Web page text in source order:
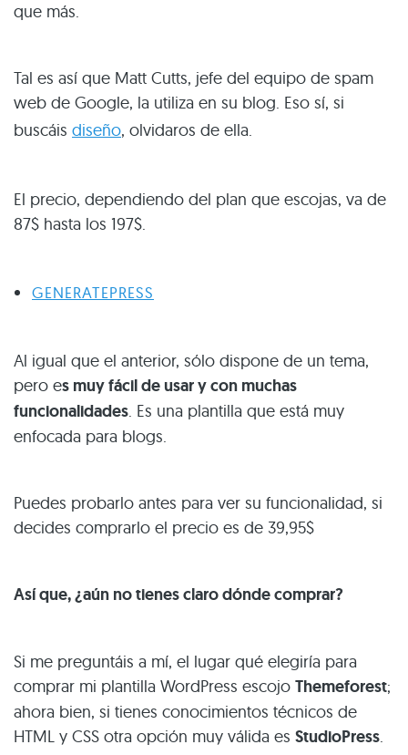
que más.
Tal es así que Matt Cutts, jefe del equipo de spam
web de Google, la utiliza en su blog. Eso sí, si
buscáis diseño, olvidaros de ella.
El precio, dependiendo del plan que escojas, va de
87$ hasta los 197$.
GENERATEPRESS
Al igual que el anterior, sólo dispone de un tema,
pero es muy fácil de usar y con muchas
funcionalidades. Es una plantilla que está muy
enfocada para blogs.
Puedes probarlo antes para ver su funcionalidad, si
decides comprarlo el precio es de 39,95$
Así que, ¿aún no tienes claro dónde comprar?
Si me preguntáis a mí, el lugar qué elegiría para
comprar mi plantilla WordPress escojo Themeforest;
ahora bien, si tienes conocimientos técnicos de
HTML y CSS otra opción muy válida es StudioPress.